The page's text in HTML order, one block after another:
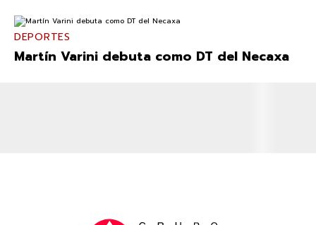
DEPORTES
Martín Varini debuta como DT del Necaxa